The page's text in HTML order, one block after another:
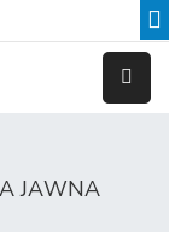
JAWNA